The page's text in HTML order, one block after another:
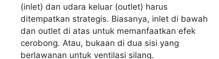
(inlet) dan udara keluar (outlet) harus
ditempatkan strategis. Biasanya, inlet di bawah
dan outlet di atas untuk memanfaatkan efek
cerobong. Atau, bukaan di dua sisi yang
berlawanan untuk ventilasi silang.